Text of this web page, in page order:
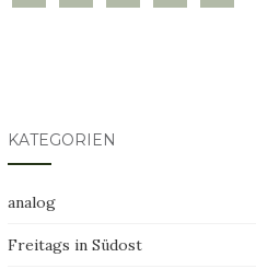
KATEGORIEN
analog
Freitags in Südost